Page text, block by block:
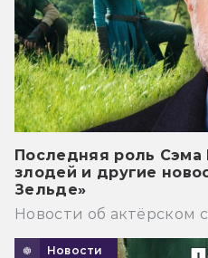
Последняя роль Сэма
злодей и другие
Зельде»
Новости об актёрском
Новости